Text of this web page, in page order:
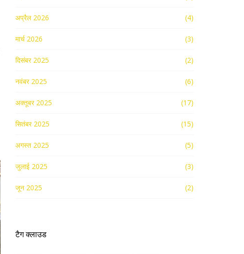
अप्रैल 2026 (4)
मार्च 2026 (3)
दिसंबर 2025 (2)
नवंबर 2025 (6)
अक्तूबर 2025 (17)
सितंबर 2025 (15)
अगस्त 2025 (5)
जुलाई 2025 (3)
जून 2025 (2)
टैग क्लाउड